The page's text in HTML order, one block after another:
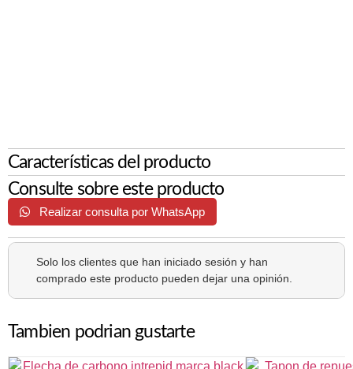
Características del producto
Consulte sobre este producto
Realizar consulta por WhatsApp
Solo los clientes que han iniciado sesión y han
comprado este producto pueden dejar una opinión.
Tambien podrian gustarte